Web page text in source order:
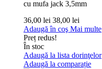
cu mufa jack 3,5mm
36,00 lei 38,00 lei
Adaugă în coş Mai multe
Preț redus!
În stoc
Adaugă la lista dorinţelor
Adaugă la comparație